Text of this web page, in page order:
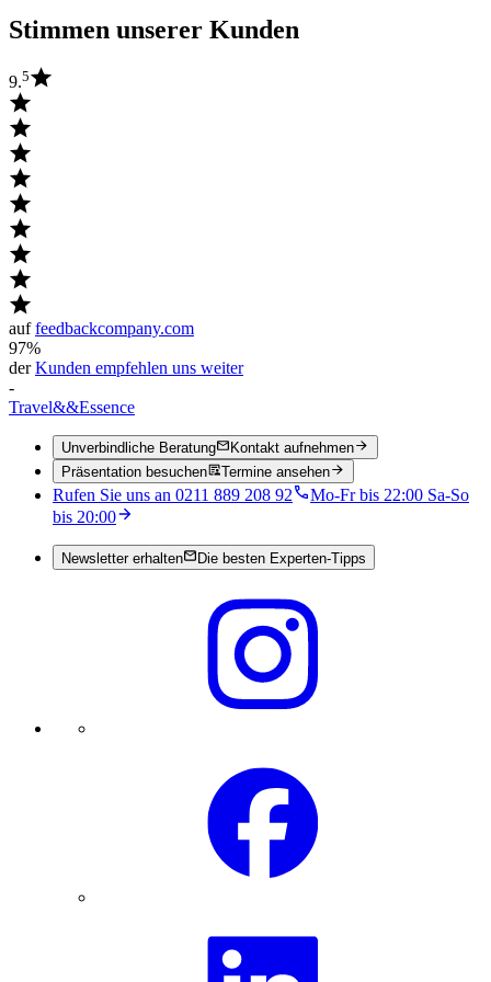
Stimmen unserer Kunden
9.5
auffeedbackcompany.com
97%
derKunden empfehlen uns weiter
-
Travel&&Essence
Unverbindliche Beratung
Kontakt aufnehmen
Präsentation besuchen
Termine ansehen
Rufen Sie uns an 0211 889 208 92
Mo-Fr bis 22:00 Sa-So
bis 20:00
Newsletter erhalten Die besten Experten-Tipps